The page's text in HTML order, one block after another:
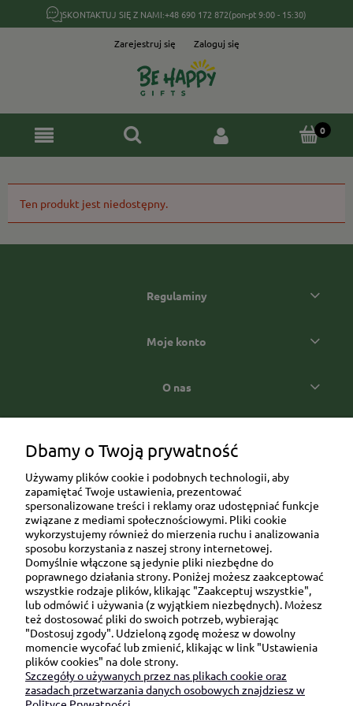
SKONTAKTUJ SIĘ Z NAMI:+48 690 172 872(pon-pt 9:00 - 15:30)
Zarejestruj się Zaloguj się
Ten produkt jest niedostępny.
Regulaminy
Moje konto
O nas
Ul. Brukowa 6/8 lok. 57/58
91-341 Łódź
NIP: 6751510615
SKONTAKTUJ SIĘ Z NAMI:
sklep@be-happygifts.com
+48 690 172 872
Dbamy o Twoją prywatność
Używamy plików cookie i podobnych technologii, aby
zapamiętać Twoje ustawienia, prezentować
spersonalizowane treści i reklamy oraz udostępniać funkcje
związane z mediami społecznościowymi. Pliki cookie
wykorzystujemy również do mierzenia ruchu i analizowania
sposobu korzystania z naszej strony internetowej.
Domyślnie włączone są jedynie pliki niezbędne do
poprawnego działania strony. Poniżej możesz zaakceptować
wszystkie rodzaje plików, klikając "Zaakceptuj wszystkie",
lub odmówić i używania (z wyjątkiem niezbędnych). Możesz
też dostosować pliki do swoich potrzeb, wybierając
"Dostosuj zgody". Udzieloną zgodę możesz w dowolny
momencie wycofać lub zmienić, klikając w link "Ustawienia
plików cookies" na dole strony.
Szczegóły o używanych przez nas plikach cookie oraz
zasadach przetwarzania danych osobowych znajdziesz w